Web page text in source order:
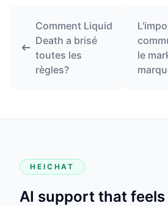
Comment Liquid
Death a brisé
toutes les
règles?
le
HEICHAT
AI support that